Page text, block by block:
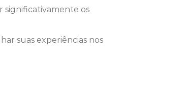
significativamente os
suas experiências nos